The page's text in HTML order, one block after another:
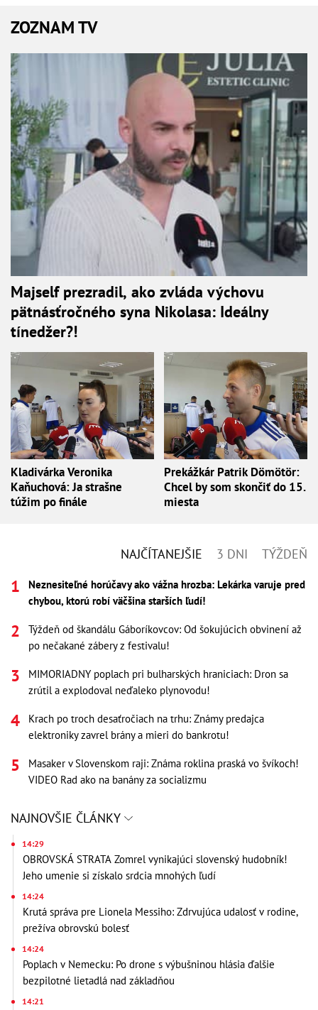
ZOZNAM TV
Majself prezradil, ako zvláda výchovu
pätnásťročného syna Nikolasa: Ideálny
tínedžer?!
Kladivárka Veronika
Kaňuchová: Ja strašne
túžim po finále
Prekážkár Patrik Dömötör:
Chcel by som skončiť do 15.
miesta
NAJČÍTANEJŠIE 3 DNI TÝŽDEŇ
Neznesiteľné horúčavy ako vážna hrozba: Lekárka varuje pred
chybou, ktorú robí väčšina starších ľudí!
Týždeň od škandálu Gáboríkovcov: Od šokujúcich obvinení až
po nečakané zábery z festivalu!
MIMORIADNY poplach pri bulharských hraniciach: Dron sa
zrútil a explodoval neďaleko plynovodu!
Krach po troch desaťročiach na trhu: Známy predajca
elektroniky zavrel brány a mieri do bankrotu!
Masaker v Slovenskom raji: Známa roklina praská vo švíkoch!
VIDEO Rad ako na banány za socializmu
NAJNOVŠIE ČLÁNKY
14:29
OBROVSKÁ STRATA Zomrel vynikajúci slovenský hudobník!
Jeho umenie si získalo srdcia mnohých ľudí
14:24
Krutá správa pre Lionela Messiho: Zdrvujúca udalosť v rodine,
prežíva obrovskú bolesť
14:24
Poplach v Nemecku: Po drone s výbušninou hlásia ďalšie
bezpilotné lietadlá nad základňou
14:21